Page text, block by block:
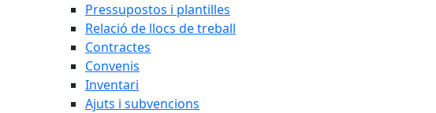
Pressupostos i plantilles
Relació de llocs de treball
Contractes
Convenis
Inventari
Ajuts i subvencions